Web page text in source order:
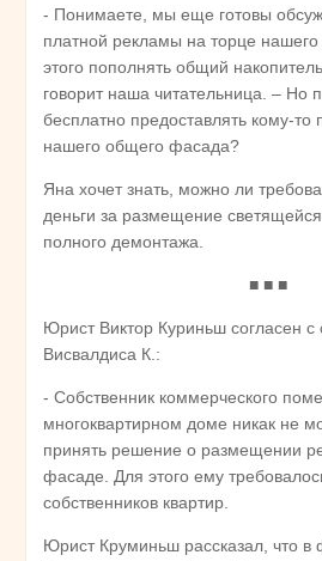
- Понимаете, мы еще готовы
платной рекламы на торце
этого пополнять общий
говорит наша читательница. – Но
бесплатно предоставлять кому-то
нашего общего фасада?
Яна хочет знать, можно ли
деньги за размещение
полного демонтажа.
■ ■ ■
Юрист Виктор Куриньш согласен с
Висвалдиса К.:
- Собственник коммерческого
многоквартирном доме никак не
принять решение о размещении
фасаде. Для этого ему
собственников квартир.
Юрист Круминьш рассказал, что в